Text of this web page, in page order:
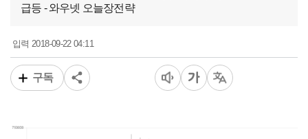
급등 - 와우넷 오늘장전략
입력2018-09-22 04:11
구독